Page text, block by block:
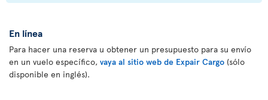
En línea
Para hacer una reserva u obtener un presupuesto para su envío
en un vuelo específico, vaya al sitio web de Expair Cargo (sólo
disponible en inglés).